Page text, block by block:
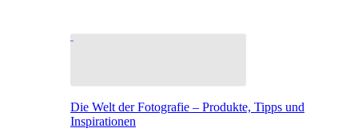
Die Welt der Fotografie – Produkte, Tipps und
Inspirationen